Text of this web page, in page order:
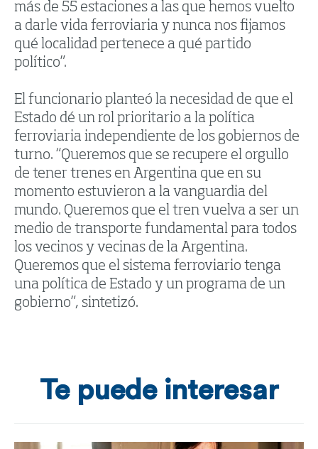
más de 55 estaciones a las que hemos vuelto
a darle vida ferroviaria y nunca nos fijamos
qué localidad pertenece a qué partido
político”.
El funcionario planteó la necesidad de que el
Estado dé un rol prioritario a la política
ferroviaria independiente de los gobiernos de
turno. “Queremos que se recupere el orgullo
de tener trenes en Argentina que en su
momento estuvieron a la vanguardia del
mundo. Queremos que el tren vuelva a ser un
medio de transporte fundamental para todos
los vecinos y vecinas de la Argentina.
Queremos que el sistema ferroviario tenga
una política de Estado y un programa de un
gobierno”, sintetizó.
Te puede interesar